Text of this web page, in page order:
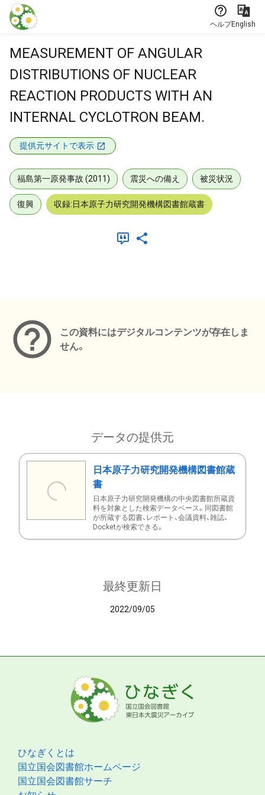
本文に飛ぶ
ヘルプEnglish
MEASUREMENT OF ANGULAR
DISTRIBUTIONS OF NUCLEAR
REACTION PRODUCTS WITH AN
INTERNAL CYCLOTRON BEAM.
提供元サイトで表示
福島第一原発事故 (2011) 震災への備え 被災状況
復興 収録:日本原子力研究開発機構図書館蔵書
この資料にはデジタルコンテンツが存在しま
せん。
データの提供元
日本原子力研究開発機構図書館蔵
書
日本原子力研究開発機構の中央図書館所蔵資
料を対象とした検索データベース。同図書館
が所蔵する図書、レポート、会議資料、雑誌、
Docketが検索できる。
最終更新日
2022/09/05
ひなぎくとは
国立国会図書館ホームページ
国立国会図書館サーチ